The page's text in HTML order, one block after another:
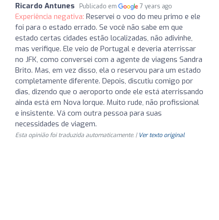
Ricardo Antunes Publicado em 7 years ago
Experiência negativa: Reservei o voo do meu primo e ele
foi para o estado errado. Se você não sabe em que
estado certas cidades estão localizadas, não adivinhe,
mas verifique. Ele veio de Portugal e deveria aterrissar
no JFK, como conversei com a agente de viagens Sandra
Brito. Mas, em vez disso, ela o reservou para um estado
completamente diferente. Depois, discutiu comigo por
dias, dizendo que o aeroporto onde ele está aterrissando
ainda está em Nova Iorque. Muito rude, não profissional
e insistente. Vá com outra pessoa para suas
necessidades de viagem.
Esta opinião foi traduzida automaticamente. | Ver texto original